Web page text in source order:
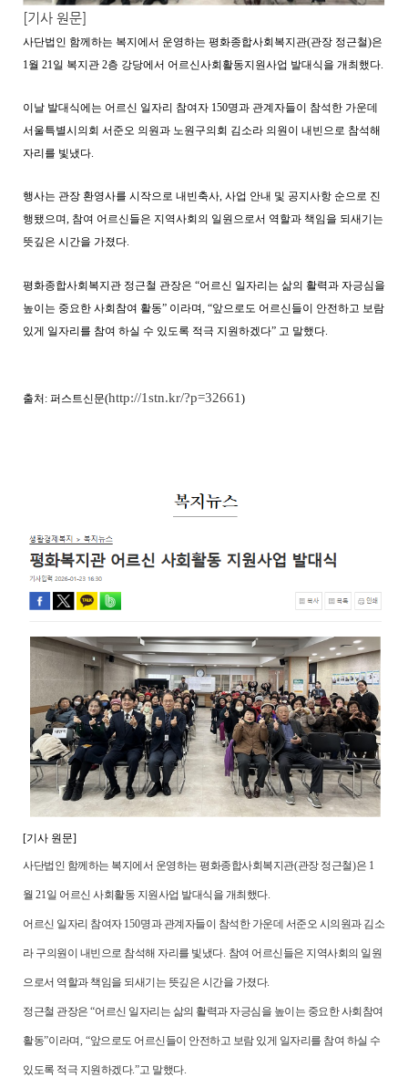
[기사 원문]
사단법인 함께하는 복지에서 운영하는 평화종합사회복지관(관장 정근철)은
1월 21일 복지관 2층 강당에서 어르신사회활동지원사업 발대식을 개최했다.
이날 발대식에는 어르신 일자리 참여자 150명과 관계자들이 참석한 가운데
서울특별시의회 서준오 의원과 노원구의회 김소라 의원이 내빈으로 참석해
자리를 빛냈다.
행사는 관장 환영사를 시작으로 내빈축사, 사업 안내 및 공지사항 순으로 진
행됐으며, 참여 어르신들은 지역사회의 일원으로서 역할과 책임을 되새기는
뜻깊은 시간을 가졌다.
평화종합사회복지관 정근철 관장은 “어르신 일자리는 삶의 활력과 자긍심을
높이는 중요한 사회참여 활동” 이라며, “앞으로도 어르신들이 안전하고 보람
있게 일자리를 참여 하실 수 있도록 적극 지원하겠다” 고 말했다.
출처: 퍼스트신문(http://1stn.kr/?p=32661 )
[기사 원문]
사단법인 함께하는 복지에서 운영하는 평화종합사회복지관(관장 정근철)은 1
월 21 일 어르신 사회활동 지원사업 발대식을 개최했다.
어르신 일자리 참여자 150명과 관계자들이 참석한 가운데 서준오 시의원과 김소
라 구의원이 내빈으로 참석해 자리를 빛냈다. 참여 어르신들은 지역사회의 일원
으로서 역할과 책임을 되새기는 뜻깊은 시간을 가졌다.
정근철 관장은 “어르신 일자리는 삶의 활력과 자긍심을 높이는 중요한 사회참여
활동”이라며 , “앞으로도 어르신들이 안전하고 보람 있게 일자리를 참여 하실 수
있도록 적극 지원하겠다.”고 말했다.